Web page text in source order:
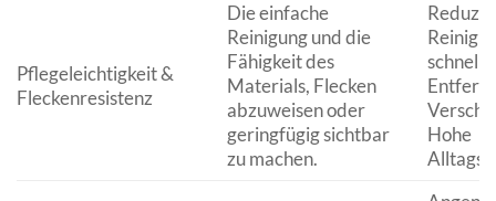
Pflegeleichtigkeit &
Fleckenresistenz
Die einfache
Reinigung und die
Fähigkeit des
Materials, Flecken
abzuweisen oder
geringfügig sichtbar
zu machen.
Hohe